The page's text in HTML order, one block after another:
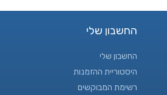
החשבון שלי
החשבון שלי
היסטוריית ההזמנות
רשימת המבוקשים